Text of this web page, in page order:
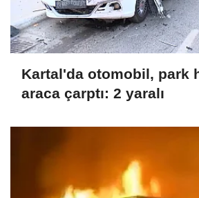
Kartal'da otomobil, park
araca çarptı: 2 yaralı